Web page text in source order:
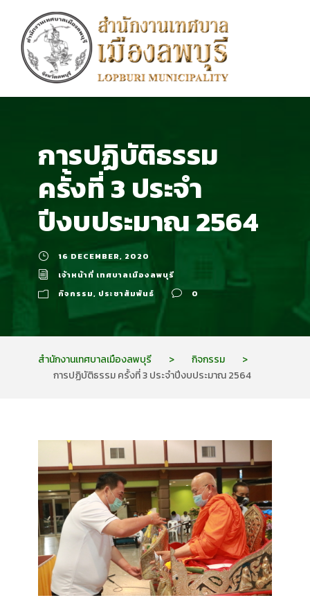
การปฏิบัติธรรม
ครั้งที่ 3 ประจำ
ปีงบประมาณ 2564
16 DECEMBER, 2020
เจ้าหน้าที่ เทศบาลเมืองลพบุรี
กิจกรรม, ประชาสัมพันธ์ 0
สำนักงานเทศบาลเมืองลพบุรี > กิจกรรม
>
การปฏิบัติธรรม ครั้งที่ 3 ประจำปีงบประมาณ 2564